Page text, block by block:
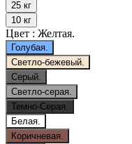
25 кг
10 кг
Цвет : Желтая.
Голубая.
Светло-бежевый.
Серый.
Светло-серая.
Темно-Серая.
Белая.
Коричневая.